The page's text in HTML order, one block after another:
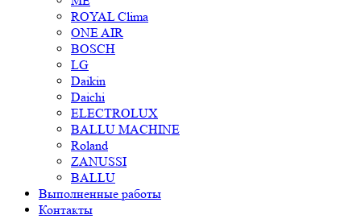
ROYAL Clima
ONE AIR
BOSCH
LG
Daikin
Daichi
ELECTROLUX
BALLU MACHINE
Roland
ZANUSSI
BALLU
Выполненные работы
Контакты